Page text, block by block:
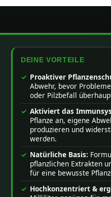
DEINE VORTEILE
Proaktiver
Abwehr, bevor
oder Pilzbefall
Aktiviert das
Pflanze an, eigene
produzieren und
werden.
Natürliche Basis:
pflanzlichen Extrakten
für eine bewusste
Hochkonzentriert &